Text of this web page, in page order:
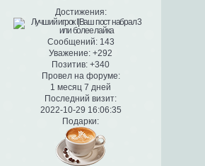
Достижения:
Сообщений:143
Уважение: +292
Позитив: +340
Провел на форуме:
1 месяц 7 дней
Последний визит:
2022-10-29 16:06:35
Подарки: